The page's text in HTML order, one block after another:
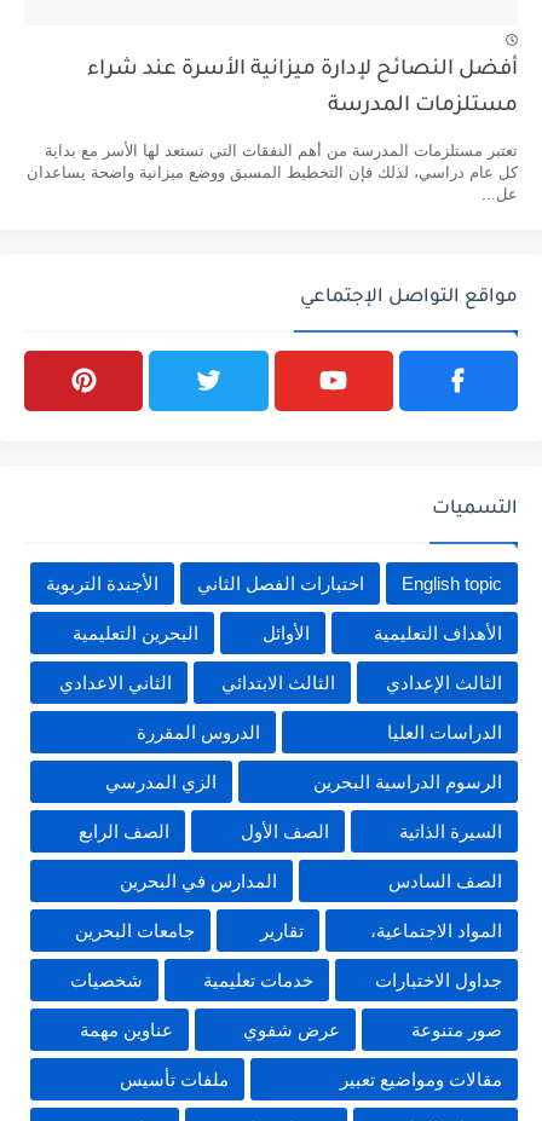
أفضل النصائح لإدارة ميزانية الأسرة عند شراء
مستلزمات المدرسة
تعتبر مستلزمات المدرسة من أهم النفقات التي تستعد لها الأسر مع بداية
كل عام دراسي، لذلك فإن التخطيط المسبق ووضع ميزانية واضحة يساعدان
عل...
مواقع التواصل الإجتماعي
التسميات
English topic اختبارات الفصل الثاني الأجندة التربوية
الأهداف التعليمية الأوائل البحرين التعليمية
الثالث الإعدادي الثالث الابتدائي الثاني الاعدادي
الدراسات العليا الدروس المقررة
الرسوم الدراسية البحرين الزي المدرسي
السيرة الذاتية الصف الأول الصف الرابع
الصف السادس المدارس في البحرين
المواد الاجتماعية، تقارير جامعات البحرين
جداول الاختبارات خدمات تعليمية شخصيات
صور متنوعة عرض شفوي عناوين مهمة
مقالات ومواضيع تعبير ملفات تأسيس